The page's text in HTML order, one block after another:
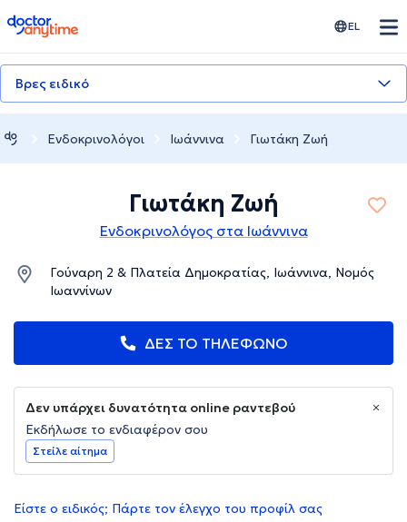
doctoranytime EL
Βρες ειδικό
Ενδοκρινολόγοι Ιωάννινα Γιωτάκη Ζωή
Γιωτάκη Ζωή
Ενδοκρινολόγος στα Ιωάννινα
Γούναρη 2 & Πλατεία Δημοκρατίας, Ιωάννινα, Νομός
Ιωαννίνων
ΔΕΣ ΤΟ ΤΗΛΕΦΩΝΟ
Δεν υπάρχει δυνατότητα online ραντεβού
Εκδήλωσε το ενδιαφέρον σου
Στείλε αίτημα
Είστε ο ειδικός; Πάρτε τον έλεγχο του προφίλ σας